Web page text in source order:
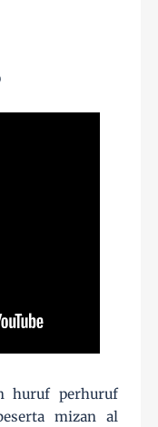
huruf perhuruf
mizan al